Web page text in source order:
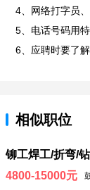
4、网络打字员
5、电话号码用
6、应聘时要了
相似职位
铆工焊工/折弯/
4800-15000元